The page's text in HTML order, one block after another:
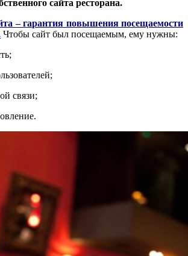
сайта ресторана.
– гарантия повышения посещаемости
Чтобы сайт был посещаемым, ему нужны:
связи;